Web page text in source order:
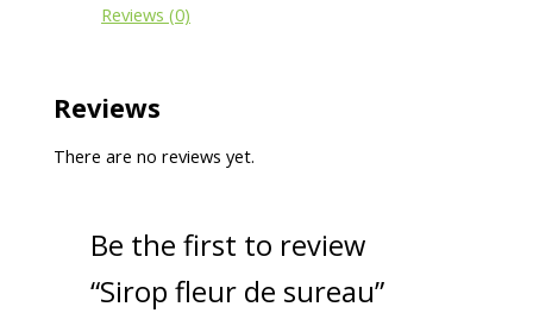
Reviews (0)
Reviews
There are no reviews yet.
Be the first to review
“Sirop fleur de sureau”